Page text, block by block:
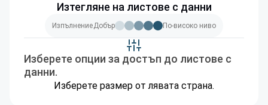
Изтегляне на листове с данни
ИзпълнениеДобър По-високо ниво
Изберете опции за достъп до листове с
данни.
Изберете размер от лявата страна.